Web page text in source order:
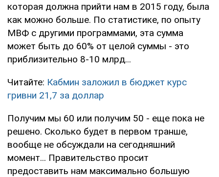
которая должна прийти нам в 2015 году, была
как можно больше. По статистике, по опыту
МВФ с другими программами, эта сумма
может быть до 60% от целой суммы - это
приблизительно 8-10 млрд...
Читайте: Кабмин заложил в бюджет курс
гривни 21,7 за доллар
Получим мы 60 или получим 50 - еще пока не
решено. Сколько будет в первом транше,
вообще не обсуждали на сегодняшний
момент... Правительство просит
предоставить нам максимально большую